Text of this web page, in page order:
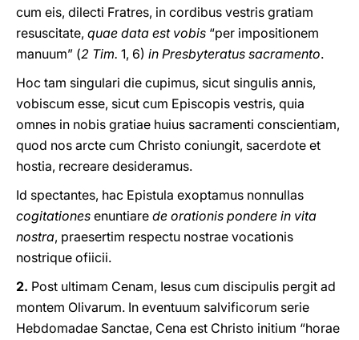
cum eis, dilecti Fratres, in cordibus vestris gratiam
resuscitate, quae data est vobis “per impositionem
manuum” (2 Tim. 1, 6) in Presbyteratus sacramento.
Hoc tam singulari die cupimus, sicut singulis annis,
vobiscum esse, sicut cum Episcopis vestris, quia
omnes in nobis gratiae huius sacramenti conscientiam,
quod nos arcte cum Christo coniungit, sacerdote et
hostia, recreare desideramus.
Id spectantes, hac Epistula exoptamus nonnullas
cogitationes enuntiare de orationis pondere in vita
nostra, praesertim respectu nostrae vocationis
nostrique ofiicii.
2. Post ultimam Cenam, Iesus cum discipulis pergit ad
montem Olivarum. In eventuum salvificorum serie
Hebdomadae Sanctae, Cena est Christo initium “horae